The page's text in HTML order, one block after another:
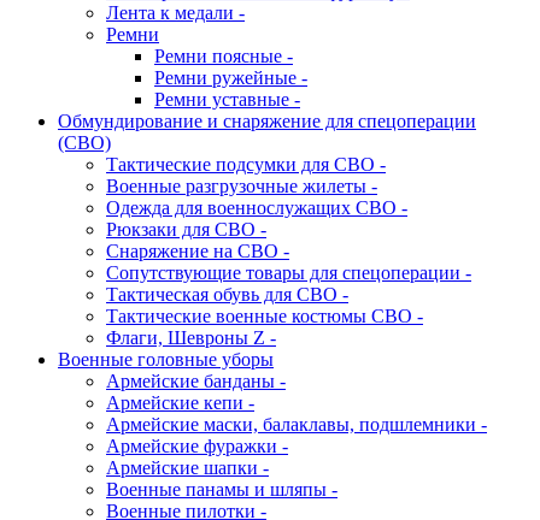
Лента к медали -
Ремни
Ремни поясные -
Ремни ружейные -
Ремни уставные -
Обмундирование и снаряжение для спецоперации
(СВО)
Тактические подсумки для СВО -
Военные разгрузочные жилеты -
Одежда для военнослужащих СВО -
Рюкзаки для СВО -
Снаряжение на СВО -
Сопутствующие товары для спецоперации -
Тактическая обувь для СВО -
Тактические военные костюмы СВО -
Флаги, Шевроны Z -
Военные головные уборы
Армейские банданы -
Армейские кепи -
Армейские маски, балаклавы, подшлемники -
Армейские фуражки -
Армейские шапки -
Военные панамы и шляпы -
Военные пилотки -